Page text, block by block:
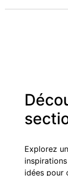
Explorez
idées pour